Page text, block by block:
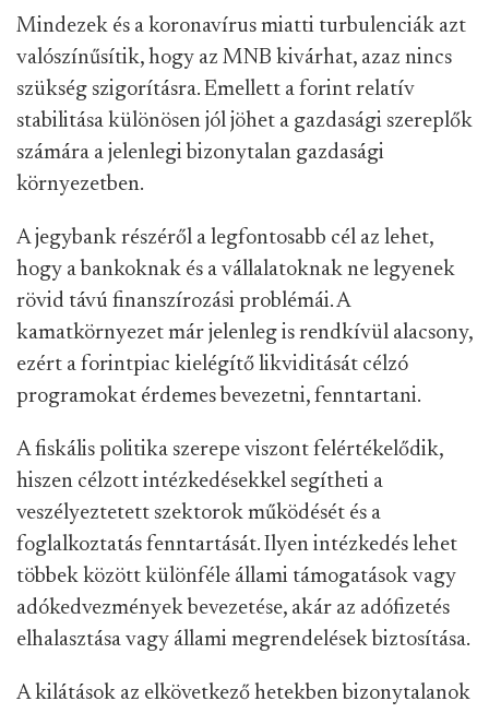
Mindezek és a koronavírus miatti turbulenciák azt
valószínűsítik, hogy az MNB kivárhat, azaz nincs
szükség szigorításra. Emellett a forint relatív
stabilitása különösen jól jöhet a gazdasági szereplők
számára a jelenlegi bizonytalan gazdasági
környezetben.
A jegybank részéről a legfontosabb cél az lehet,
hogy a bankoknak és a vállalatoknak ne legyenek
rövid távú finanszírozási problémái. A
kamatkörnyezet már jelenleg is rendkívül alacsony,
ezért a forintpiac kielégítő likviditását célzó
programokat érdemes bevezetni, fenntartani.
A fiskális politika szerepe viszont felértékelődik,
hiszen célzott intézkedésekkel segítheti a
veszélyeztetett szektorok működését és a
foglalkoztatás fenntartását. Ilyen intézkedés lehet
többek között különféle állami támogatások vagy
adókedvezmények bevezetése, akár az adófizetés
elhalasztása vagy állami megrendelések biztosítása.
A kilátások az elkövetkező hetekben bizonytalanok